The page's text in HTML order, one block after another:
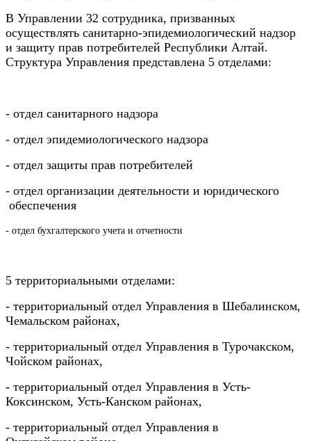
В Управлении 32 сотрудника, призванных
осуществлять санитарно-эпидемиологический надзор
и защиту прав потребителей Республики Алтай.
Структура Управления представлена 5 отделами:
- отдел санитарного надзора
- отдел эпидемиологического надзора
- отдел защиты прав потребителей
- отдел организации деятельности и юридического
обеспечения
- отдел бухгалтерского учета и отчетности
5 территориальными отделами:
- территориальный отдел Управления в Шебалинском,
Чемальском районах,
- территориальный отдел Управления в Турочакском,
Чойском районах,
- территориальный отдел Управления в Усть-
Коксинском, Усть-Канском районах,
- территориальный отдел Управления в